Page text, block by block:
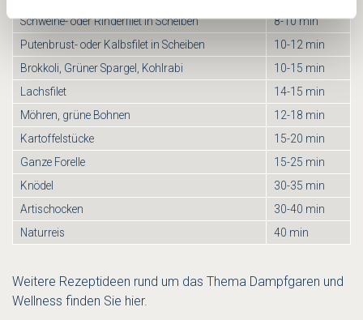
Schweine- oder Rinderfilet in Scheiben
8-10 min
Putenbrust- oder Kalbsfilet in Scheiben
10-12 min
Brokkoli, Grüner Spargel, Kohlrabi
10-15 min
Lachsfilet
14-15 min
Möhren, grüne Bohnen
12-18 min
Kartoffelstücke
15-20 min
Ganze Forelle
15-25 min
Knödel
30-35 min
Artischocken
30-40 min
Naturreis
40 min
Weitere Rezeptideen rund um das Thema Dampfgaren und
Wellness finden Sie hier.